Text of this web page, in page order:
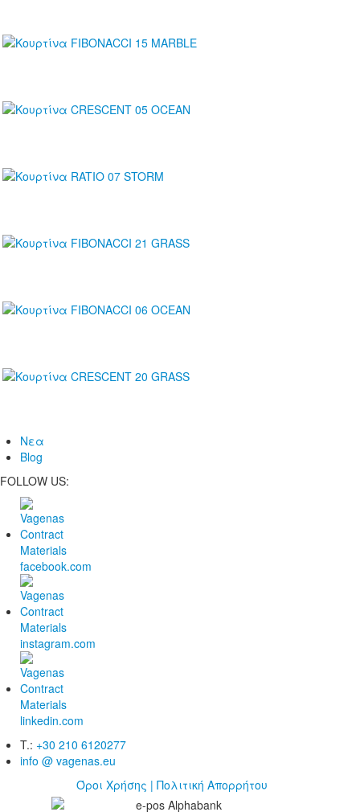
Νεα
Blog
FOLLOW US:
T.: +30 210 6120277
info @ vagenas.eu
Όροι Χρήσης | Πολιτική Απορρήτου